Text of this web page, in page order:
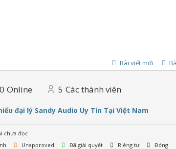
Bài viết mới
0 Online 5 Các thành viên
đại lý Sandy Audio Uy Tín Tại Việt Nam
chưa đọc
Unapproved Đã giải quyết Riêng tư Đóng